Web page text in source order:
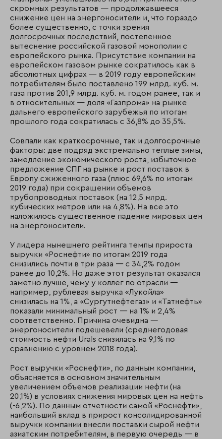
скромных результатов — продолжавшееся
снижение цен на энергоносители и, что гораздо
более существенно, с точки зрения
долгосрочных последствий, постепенное
вытеснение российской газовой монополии с
европейского рынка. Присутствие компании на
европейском газовом рынке сократилось как в
абсолютных цифрах — в 2019 году европейским
потребителям было поставлено 199 млрд. куб. м.
газа против 201,9 млрд. куб. м. годом ранее, так и
в относительных — доля «Газпрома» на рынке
дальнего европейского зарубежья по итогам
прошлого года сократилась с 36,8% до 35,5%.
Совпали как краткосрочные, так и долгосрочные
факторы: две подряд экстремально теплые зимы,
замедление экономического роста, избыточное
предложение СПГ на рынке и рост поставок в
Европу сжиженного газа (плюс 69,6% по итогам
2019 года) при сокращении объемов
трубопроводных поставок (на 12,5 млрд.
кубических метров или на 4,8%). На все это
наложилось существенное падение мировых цен
на энергоносители.
У лидера нынешнего рейтинга темпы прироста
выручки «Роснефти» по итогам 2019 года
снизились почти в три раза — с 34,2% годом
ранее до 10,2%. Но даже этот результат оказался
заметно лучше, чему у коллег по отрасли —
например, рублёвая выручка «Лукойла»
снизилась на 1%, а «Сургутнефтегаз» и «Татнефть»
показали минимальный рост — на 1% и 2,4%
соответственно. Причина очевидна —
энергоносители подешевели (среднегодовая
стоимость нефти Urals снизилась на 9,1% по
сравнению с уровнем 2018 года).
Рост выручки «Роснефти», по данным компании,
объясняется в основном значительным
увеличением объемов реализации нефти (на
20,1%) в условиях снижения мировых цен на нефть
(-6,2%). По данным отчетности самой «Роснефти»,
наибольший вклад в прирост консолидированной
выручки компании внесли поставки сырой нефти
азиатским потребителям, в первую очередь — в